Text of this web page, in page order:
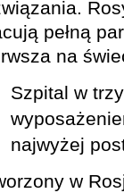
pełną
na
Szpital w
najwyżej
w